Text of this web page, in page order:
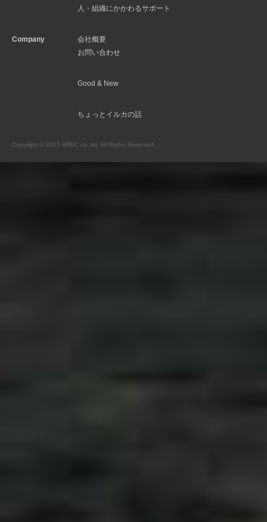
人・組織にかかわるサポート
Company
会社概要
お問い合わせ
Good & New
ちょっとイルカの話
Copyright © 2015 HRBC co.,ltd. All Rights Reserved.